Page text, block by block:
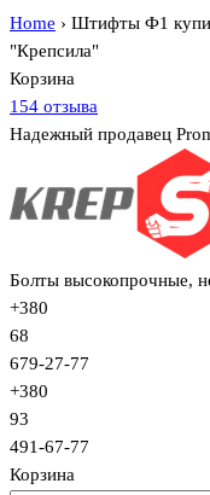
Home › Штифты Ф1
"Крепсила"
Корзина
154 отзыва
Надежный продавец
Болты высокопрочные,
+380
68
679-27-77
+380
93
491-67-77
Корзина